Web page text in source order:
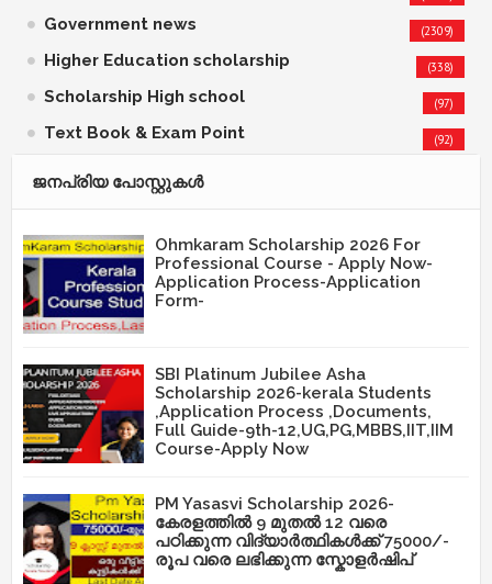
Government news (2309)
Higher Education scholarship (338)
Scholarship High school (97)
Text Book & Exam Point (92)
ജനപ്രിയ പോസ്റ്റുകള്‍‌
Ohmkaram Scholarship 2026 For
Professional Course - Apply Now-
Application Process-Application
Form-
SBI Platinum Jubilee Asha
Scholarship 2026-kerala Students
,Application Process ,Documents,
Full Guide-9th-12,UG,PG,MBBS,IIT,IIM
Course-Apply Now
PM Yasasvi Scholarship 2026-
കേരളത്തിൽ 9 മുതൽ 12 വരെ
പഠിക്കുന്ന വിദ്യാർത്ഥികൾക്ക് 75000/-
രൂപ വരെ ലഭിക്കുന്ന സ്കോളർഷിപ്